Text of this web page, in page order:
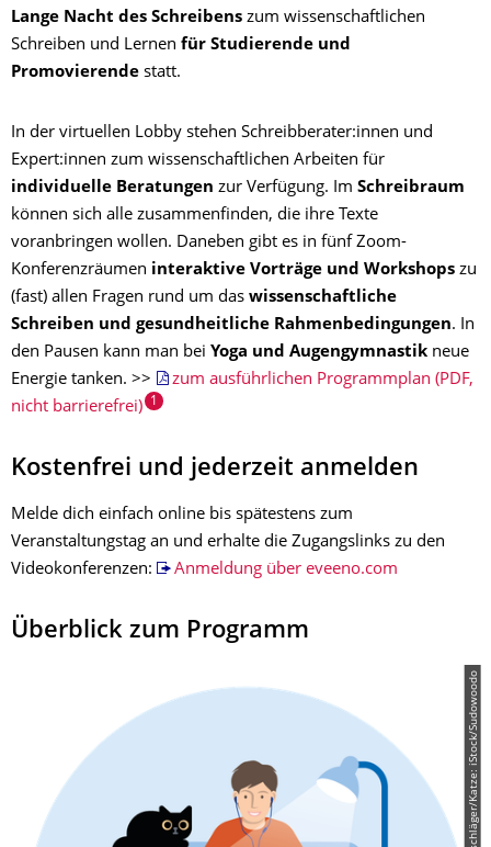
Lange Nacht des Schreibens zum wissenschaftlichen
Schreiben und Lernen für Studierende und
Promovierende statt.
In der virtuellen Lobby stehen Schreibberater:innen und
Expert:innen zum wissenschaftlichen Arbeiten für
individuelle Beratungen zur Verfügung. Im Schreibraum
können sich alle zusammenfinden, die ihre Texte
voranbringen wollen. Daneben gibt es in fünf Zoom-
Konferenzräumen interaktive Vorträge und Workshops zu
(fast) allen Fragen rund um das wissenschaftliche
Schreiben und gesundheitliche Rahmenbedingungen. In
den Pausen kann man bei Yoga und Augengymnastik neue
Energie tanken. >>
zum ausführlichen Programmplan (PDF,
nicht barrierefrei)
1
Kostenfrei und jederzeit anmelden
Melde dich einfach online bis spätestens zum
Veranstaltungstag an und erhalte die Zugangslinks zu den
Videokonferenzen:
Anmeldung über eveeno.com
Überblick zum Programm
© Wollschläger/Katze: iStock/Sudowoodo